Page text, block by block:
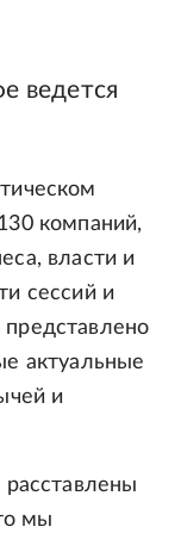
ведется
компаний,
власти и
сессий и
актуальные
и
мы